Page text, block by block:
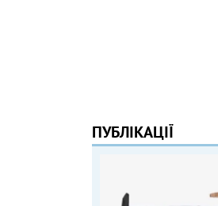
ПУБЛІКАЦІЇ